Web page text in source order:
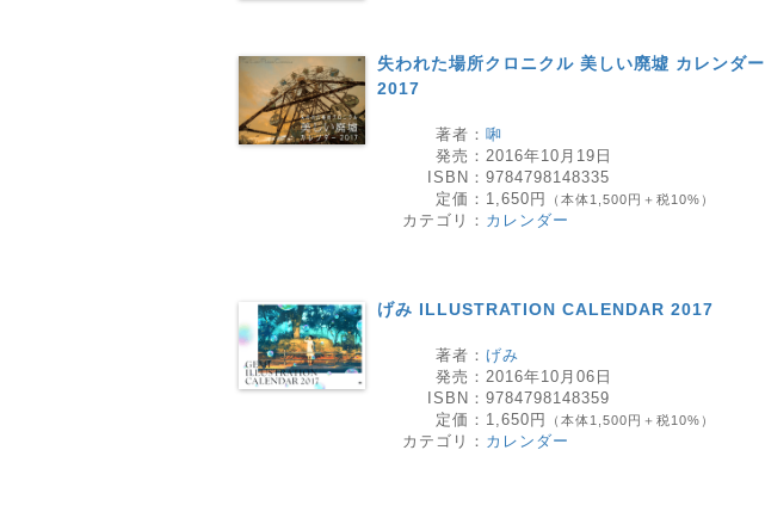
失われた場所クロニクル 美しい廃墟 カレンダー
2017
著者： 啝
発売： 2016年10月19日
ISBN： 9784798148335
定価： 1,650円 （本体1,500円＋税10%）
カテゴリ： カレンダー
げみ ILLUSTRATION CALENDAR 2017
著者： げみ
発売： 2016年10月06日
ISBN： 9784798148359
定価： 1,650円 （本体1,500円＋税10%）
カテゴリ： カレンダー